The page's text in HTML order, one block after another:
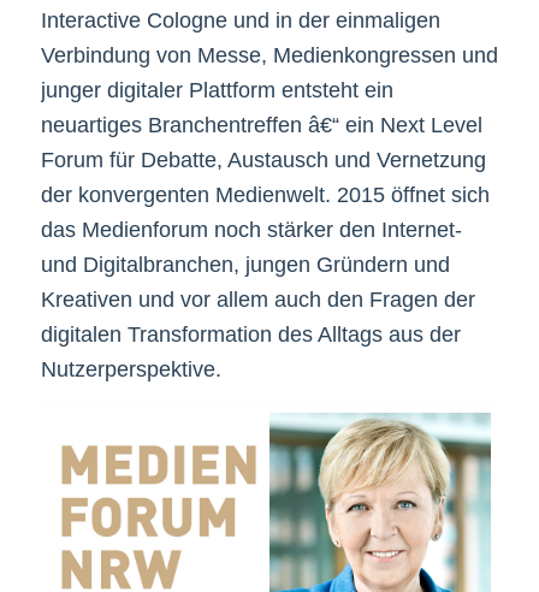
Interactive Cologne und in der einmaligen
Verbindung von Messe, Medienkongressen und
junger digitaler Plattform entsteht ein
neuartiges Branchentreffen â€“ ein Next Level
Forum für Debatte, Austausch und Vernetzung
der konvergenten Medienwelt. 2015 öffnet sich
das Medienforum noch stärker den Internet-
und Digitalbranchen, jungen Gründern und
Kreativen und vor allem auch den Fragen der
digitalen Transformation des Alltags aus der
Nutzerperspektive.